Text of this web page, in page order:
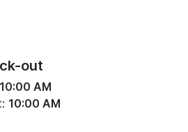
out
10:00 AM
10:00 AM